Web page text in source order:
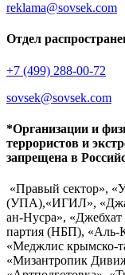
reklama@sovsek.com
Отдел
+7 (499) 288-00-72
sovsek@sovsek.com
*Организации и
террористов и
запрещена в
«Правый сектор»,
(УПА),«ИГИЛ»,
ан-Нусра»,
партия (НБП),
«Меджлис крымско-
«Мизантропик